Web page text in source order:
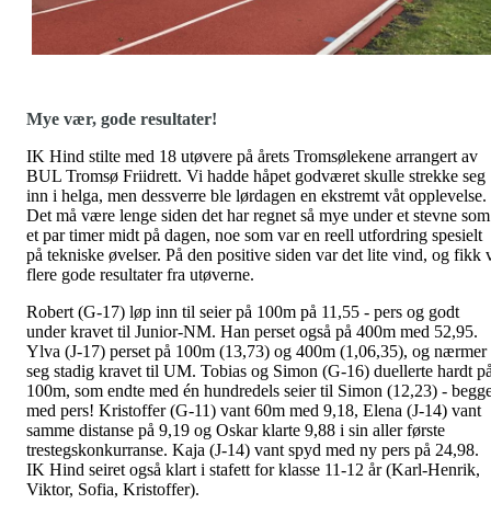
Mye vær, gode resultater!
IK Hind stilte med 18 utøvere på årets Tromsølekene arrangert av
BUL Tromsø Friidrett. Vi hadde håpet godværet skulle strekke seg
inn i helga, men dessverre ble lørdagen en ekstremt våt opplevelse.
Det må være lenge siden det har regnet så mye under et stevne som
et par timer midt på dagen, noe som var en reell utfordring spesielt
på tekniske øvelser. På den positive siden var det lite vind, og fikk
flere gode resultater fra utøverne.
Robert (G-17) løp inn til seier på 100m på 11,55 - pers og godt
under kravet til Junior-NM. Han perset også på 400m med 52,95.
Ylva (J-17) perset på 100m (13,73) og 400m (1,06,35), og nærmer
seg stadig kravet til UM. Tobias og Simon (G-16) duellerte hardt
100m, som endte med én hundredels seier til Simon (12,23) -
med pers! Kristoffer (G-11) vant 60m med 9,18, Elena (J-14) vant
samme distanse på 9,19 og Oskar klarte 9,88 i sin aller første
trestegskonkurranse. Kaja (J-14) vant spyd med ny pers på 24,98.
IK Hind seiret også klart i stafett for klasse 11-12 år (Karl-Henrik,
Viktor, Sofia, Kristoffer).